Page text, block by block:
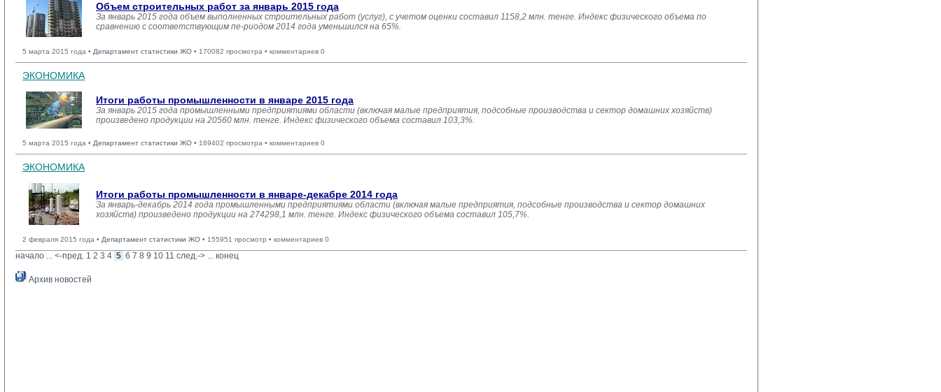
Объем строительных работ за январь 2015 года
За январь 2015 года объем выполненных строительных работ (услуг), с учетом оценки составил 1158,2 млн. тенге. Индекс физического объема по
сравнению с соответствующим пе-риодом 2014 года уменьшился на 65%.
5 марта 2015 года • Департамент статистики ЖО • 170082 просмотра • комментариев 0
ЭКОНОМИКА
Итоги работы промышленности в январе 2015 года
За январь 2015 года промышленными предприятиями области (включая малые предприятия, подсобные производства и сектор домашних хозяйств)
произведено продукции на 20560 млн. тенге. Индекс физического объема составил 103,3%.
5 марта 2015 года • Департамент статистики ЖО • 169402 просмотра • комментариев 0
ЭКОНОМИКА
Итоги работы промышленности в январе-декабре 2014 года
За январь-декабрь 2014 года промышленными предприятиями области (включая малые предприятия, подсобные производства и сектор домашних
хозяйств) произведено продукции на 274298,1 млн. тенге. Индекс физического объема составил 105,7%.
2 февраля 2015 года • Департамент статистики ЖО • 155951 просмотр • комментариев 0
начало ... <-пред. 1 2 3 4 5 6 7 8 9 10 11 след.-> ... конец
Архив новостей